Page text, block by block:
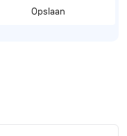
Opslaan